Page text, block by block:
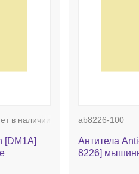
в наличии
[DM1A]
ab8226-100
Антитела
8226]